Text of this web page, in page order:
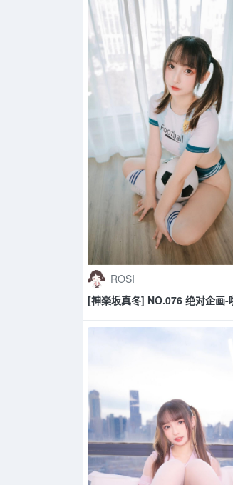
ROSI
[神楽坂真冬] NO.076 绝对企画-